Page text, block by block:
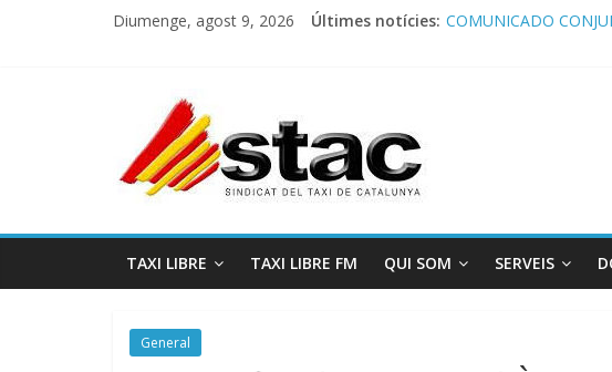
Diumenge, agost 9, 2026 Últimes notícies: COMUNICADO
TAXI LIBRE TAXI LIBRE FM QUI SOM SERVEIS
General